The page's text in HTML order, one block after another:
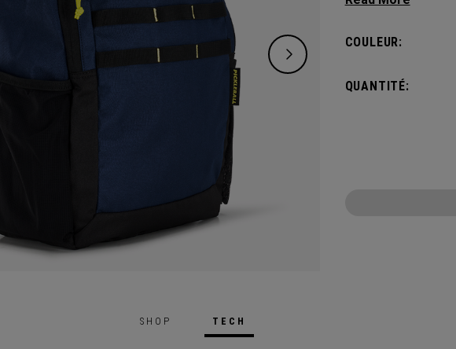
tout votre matériel
deux parties.
COULEUR:
QUANTITÉ:
SHOP TECH